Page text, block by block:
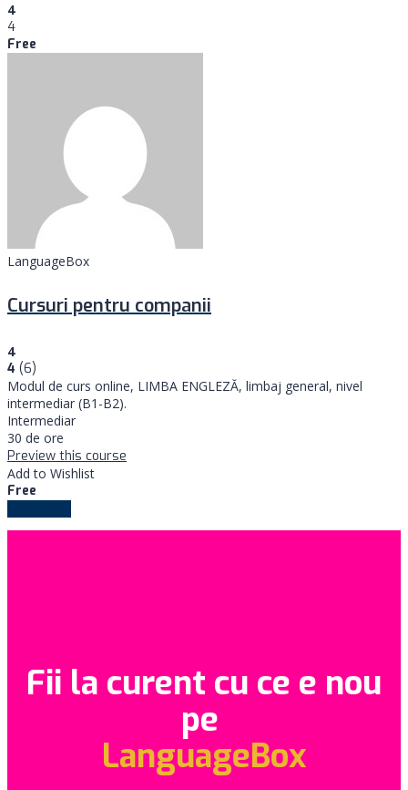
4
4
Free
LanguageBox
Cursuri pentru companii
4
4 (6)
Modul de curs online, LIMBA ENGLEZĂ, limbaj general, nivel
intermediar (B1-B2).
Intermediar
30 de ore
Preview this course
Add to Wishlist
Free
Fii la curent cu ce e nou
pe
LanguageBox